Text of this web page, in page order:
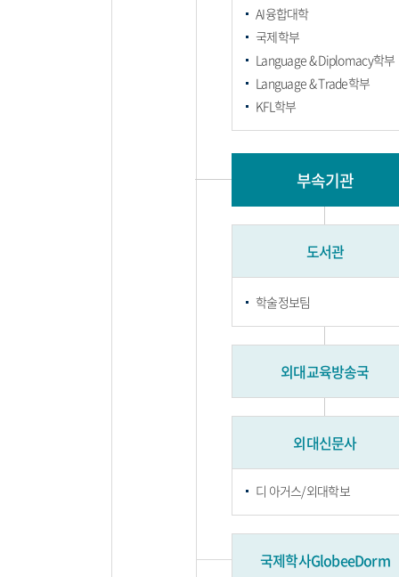
AI융합대학
국제학부
Language & Diplomacy학부
Language & Trade학부
KFL학부
부속기관
도서관
학술정보팀
외대교육방송국
외대신문사
디 아거스/외대학보
국제학사GlobeeDorm